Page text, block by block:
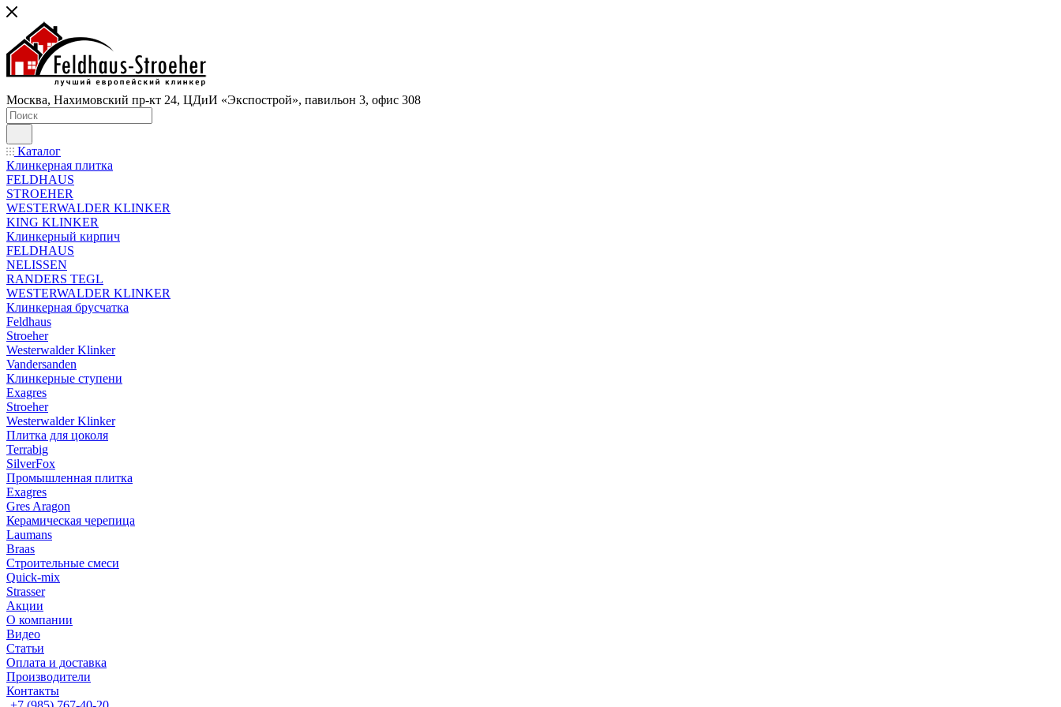
Москва, Нахимовский пр-кт 24, ЦДиИ «Экспострой», павильон 3, офис 308
Каталог
Клинкерная плитка
FELDHAUS
STROEHER
WESTERWALDER KLINKER
KING KLINKER
Клинкерный кирпич
FELDHAUS
NELISSEN
RANDERS TEGL
WESTERWALDER KLINKER
Клинкерная брусчатка
Feldhaus
Stroeher
Westerwalder Klinker
Vandersanden
Клинкерные ступени
Exagres
Stroeher
Westerwalder Klinker
Плитка для цоколя
Terrabig
SilverFox
Промышленная плитка
Exagres
Gres Aragon
Керамическая черепица
Laumans
Braas
Строительные смеси
Quick-mix
Strasser
Акции
О компании
Видео
Статьи
Оплата и доставка
Производители
Контакты